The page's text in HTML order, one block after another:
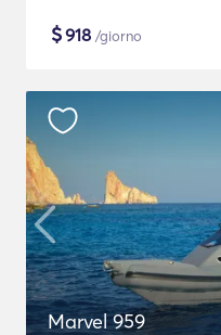
$918 /giorno
Marvel 959